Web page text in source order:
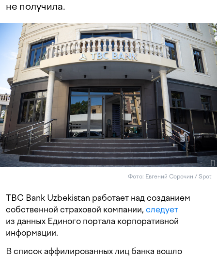
не получила.
Фото: Евгений Сорочин / Spot
TBC Bank Uzbekistan работает над созданием
собственной страховой компании, следует
из данных Единого портала корпоративной
информации.
В список аффилированных лиц банка вошло